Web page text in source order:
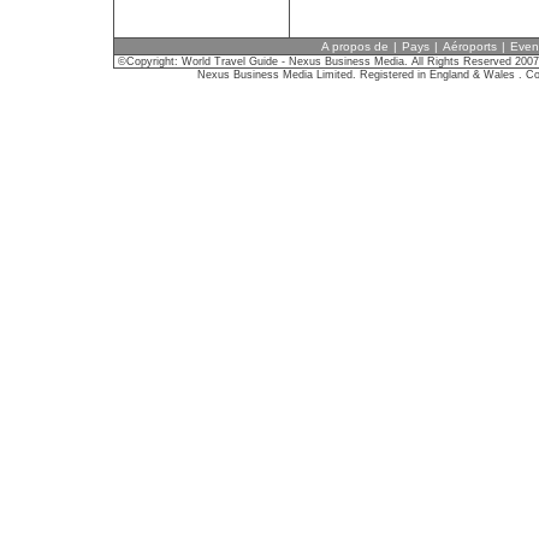
A propos de | Pays | Aéroports |
©Copyright: World Travel Guide - Nexus Business Media. All Rights Reserved 2007
Nexus Business Media Limited. Registered in England & Wales .